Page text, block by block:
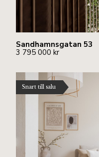
Sandhamnsgatan 53
3 795 000 kr
Snart till salu